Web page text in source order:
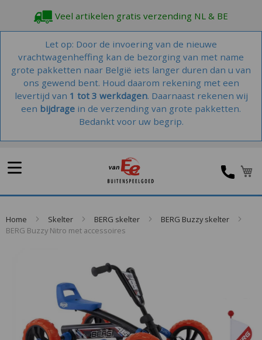
Veel artikelen gratis verzending NL & BE
Let op: Door de invoering van de nieuwe
vrachtwagenheffing kan de bezorging van met name
grote pakketten naar België iets langer duren dan u van
ons gewend bent. Houd daarom rekening met een
levertijd van 1 tot 3 werkdagen. Daarnaast rekenen wij
een bijdrage in de verzending van grote pakketten.
Bedankt voor uw begrip.
Home Skelter BERG skelter
BERG Buzzy skelter
BERG Buzzy Nitro met accessoires
images